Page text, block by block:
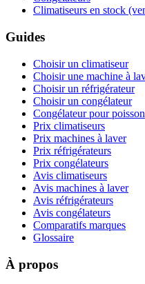
Climatiseurs en stock
Guides
Choisir un climatiseur
Choisir une machine à
Choisir un réfrigérateur
Choisir un congélateur
Congélateur pour poisson
Prix climatiseurs
Prix machines à laver
Prix réfrigérateurs
Prix congélateurs
Avis climatiseurs
Avis machines à laver
Avis réfrigérateurs
Avis congélateurs
Comparatifs marques
Glossaire
À propos